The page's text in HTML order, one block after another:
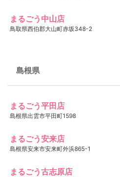
まるごう中山店
鳥取県西伯郡大山町赤坂348-2
島根県
まるごう平田店
島根県出雲市平田町1598
まるごう安来店
島根県安来市安来町外浜865-1
まるごう古志原店